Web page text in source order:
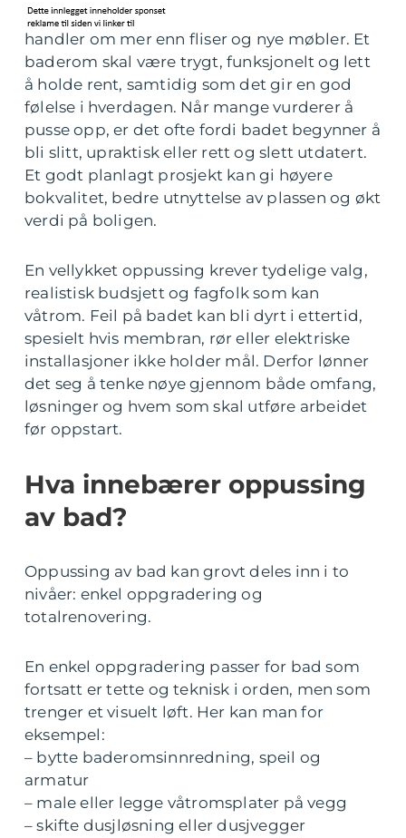
handler om mer enn fliser og nye møbler. Et
baderom skal være trygt, funksjonelt og lett
å holde rent, samtidig som det gir en god
følelse i hverdagen. Når mange vurderer å
pusse opp, er det ofte fordi badet begynner å
bli slitt, upraktisk eller rett og slett utdatert.
Et godt planlagt prosjekt kan gi høyere
bokvalitet, bedre utnyttelse av plassen og økt
verdi på boligen.
En vellykket oppussing krever tydelige valg,
realistisk budsjett og fagfolk som kan
våtrom. Feil på badet kan bli dyrt i ettertid,
spesielt hvis membran, rør eller elektriske
installasjoner ikke holder mål. Derfor lønner
det seg å tenke nøye gjennom både omfang,
løsninger og hvem som skal utføre arbeidet
før oppstart.
Hva innebærer oppussing
av bad?
Oppussing av bad kan grovt deles inn i to
nivåer: enkel oppgradering og
totalrenovering.
En enkel oppgradering passer for bad som
fortsatt er tette og teknisk i orden, men som
trenger et visuelt løft. Her kan man for
eksempel:
– bytte baderomsinnredning, speil og
armatur
– male eller legge våtromsplater på vegg
– skifte dusjløsning eller dusjvegger